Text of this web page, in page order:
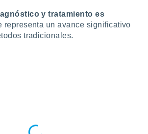
y tratamiento es
representa un avance significativo
tradicionales.